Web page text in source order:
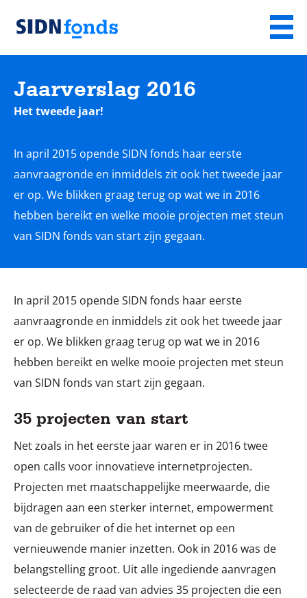
Sla de navigatie over en ga naar de inhoud
SIDN
fonds
Menu
Jaarverslag 2016
Het tweede jaar!
In april 2015 opende SIDN fonds haar eerste
aanvraagronde en inmiddels zit ook het tweede jaar
er op. We blikken graag terug op wat we in 2016
hebben bereikt en welke mooie projecten met steun
van SIDN fonds van start zijn gegaan.
In april 2015 opende SIDN fonds haar eerste
aanvraagronde en inmiddels zit ook het tweede jaar
er op. We blikken graag terug op wat we in 2016
hebben bereikt en welke mooie projecten met steun
van SIDN fonds van start zijn gegaan.
35 projecten van start
Net zoals in het eerste jaar waren er in 2016 twee
open calls voor innovatieve internetprojecten.
Projecten met maatschappelijke meerwaarde, die
bijdragen aan een sterker internet, empowerment
van de gebruiker of die het internet op een
vernieuwende manier inzetten. Ook in 2016 was de
belangstelling groot. Uit alle ingediende aanvragen
selecteerde de raad van advies 35 projecten die een